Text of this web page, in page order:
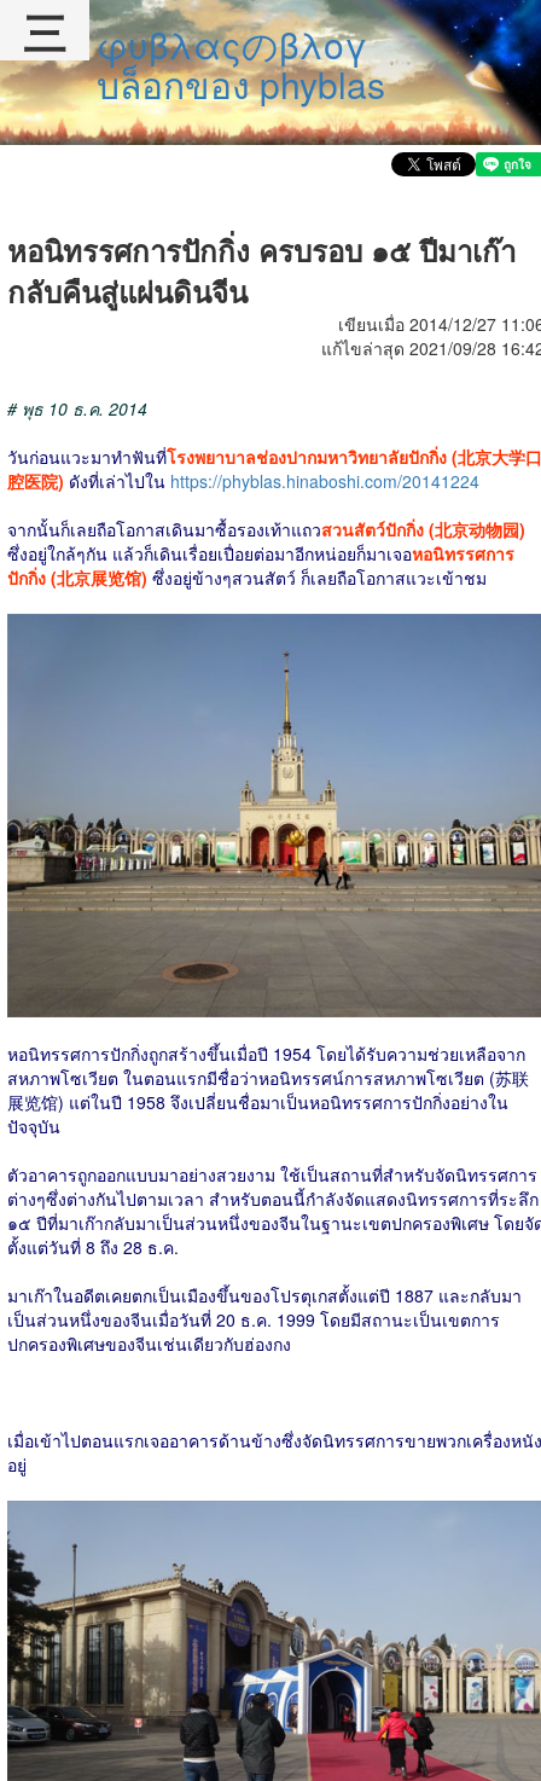
φυβλαςのβλογ
บล็อกของ phyblas
หอนิทรรศการปักกิ่ง ครบรอบ ๑๕ ปีมาเก๊า
กลับคืนสู่แผ่นดินจีน
เขียนเมื่อ 2014/12/27
แก้ไขล่าสุด 2021/09/28
# พุธ 10 ธ.ค. 2014
วันก่อนแวะมาทำฟันที่โรงพยาบาลช่องปากมหาวิทยาลัยปักกิ่ง (北京大学口
腔医院) ดังที่เล่าไปใน https://phyblas.hinaboshi.com/20141224
จากนั้นก็เลยถือโอกาสเดินมาซื้อรองเท้าแถวสวนสัตว์ปักกิ่ง (北京动物园)
ซึ่งอยู่ใกล้ๆกัน แล้วก็เดินเรื่อยเปื่อยต่อมาอีกหน่อยก็มาเจอหอนิทรรศการ
ปักกิ่ง (北京展览馆) ซึ่งอยู่ข้างๆสวนสัตว์ ก็เลยถือโอกาสแวะเข้าชม
หอนิทรรศการปักกิ่งถูกสร้างขึ้นเมื่อปี 1954 โดยได้รับความช่วยเหลือจาก
สหภาพโซเวียต ในตอนแรกมีชื่อว่าหอนิทรรศน์การสหภาพโซเวียต (苏联
展览馆) แต่ในปี 1958 จึงเปลี่ยนชื่อมาเป็นหอนิทรรศการปักกิ่งอย่างใน
ปัจจุบัน
ตัวอาคารถูกออกแบบมาอย่างสวยงาม ใช้เป็นสถานที่สำหรับจัดนิทรรศการ
ต่างๆซึ่งต่างกันไปตามเวลา สำหรับตอนนี้กำลังจัดแสดงนิทรรศการที่ระลึก
๑๕ ปีที่มาเก๊ากลับมาเป็นส่วนหนึ่งของจีนในฐานะเขตปกครองพิเศษ โดยจั
ตั้งแต่วันที่ 8 ถึง 28 ธ.ค.
มาเก๊าในอดีตเคยตกเป็นเมืองขึ้นของโปรตุเกสตั้งแต่ปี 1887 และกลับมา
เป็นส่วนหนึ่งของจีนเมื่อวันที่ 20 ธ.ค. 1999 โดยมีสถานะเป็นเขตการ
ปกครองพิเศษของจีนเช่นเดียวกับฮ่องกง
เมื่อเข้าไปตอนแรกเจออาคารด้านข้างซึ่งจัดนิทรรศการขายพวกเครื่องหนัง
อยู่
三